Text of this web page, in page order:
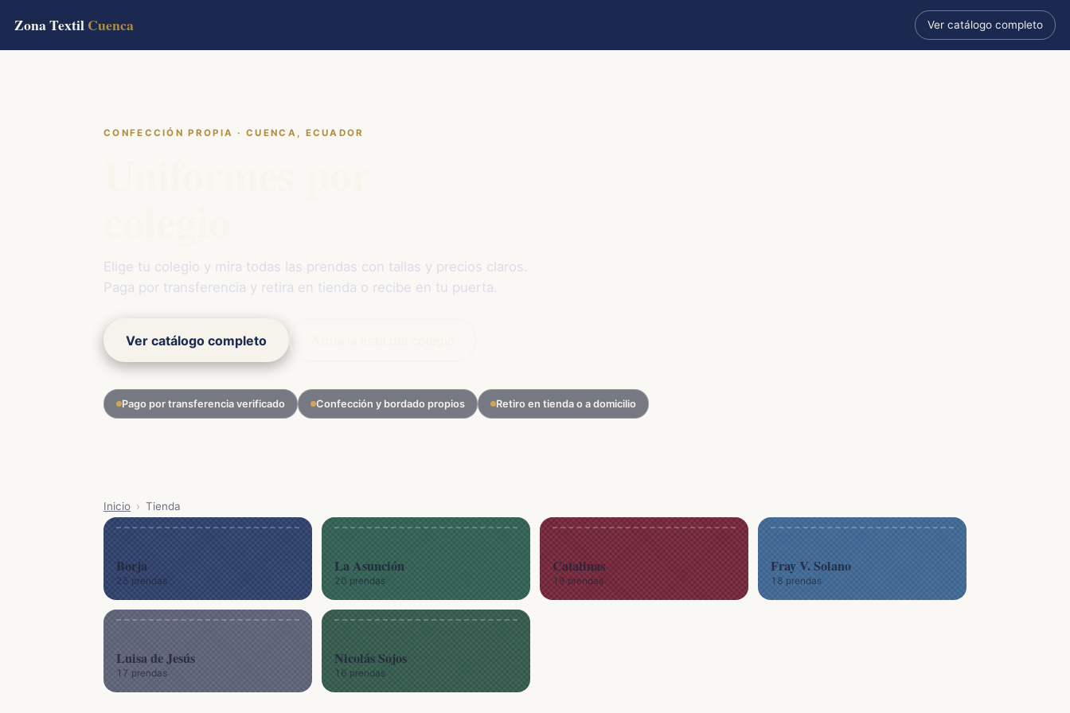
Zona TextilCuenca Ver catálogo completo
CONFECCIÓN PROPIA · CUENCA, ECUADOR
Elige tu colegio y mira todas las prendas con tallas y precios claros.
Paga por transferencia y retira en tienda o recibe en tu puerta.
Ver catálogo completo
Pago por transferencia verificado Confección y bordado propios Retiro en tienda o a domicilio
Inicio › Tienda
Borja
25 prendas
La Asunción
20 prendas
Catalinas
19 prendas
Fray V. Solano
18 prendas
Luisa de Jesús
17 prendas
Nicolás Sojos
16 prendas